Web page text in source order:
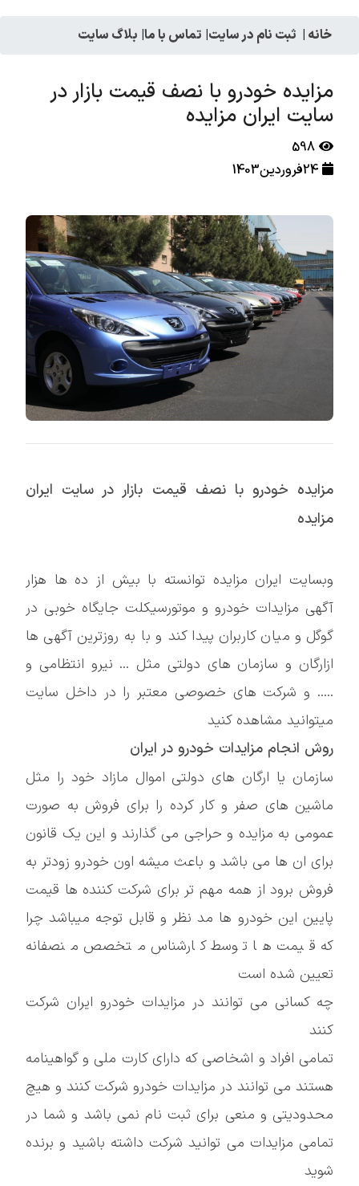
خانه | ثبت نام در سایت| تماس با ما| بلاگ سایت
مزایده خودرو با نصف قیمت بازار در
سایت ایران مزایده
598
24فروردین1403
مزایده خودرو با نصف قیمت بازار در سایت ایران
مزایده
وبسایت ایران مزایده توانسته با بیش از ده ها هزار
آگهی مزایدات خودرو و موتورسیکلت جایگاه خوبی در
گوگل و میان کاربران پیدا کند و با به روزترین آگهی ها
ازارگان و سازمان های دولتی مثل ... نیرو انتظامی و
..... و شرکت های خصوصی معتبر را در داخل سایت
میتوانید مشاهده کنید
روش انجام مزایدات خودرو در ایران
سازمان یا ارگان های دولتی اموال مازاد خود را مثل
ماشین های صفر و کار کرده را برای فروش به صورت
عمومی به مزایده و حراجی می گذارند و این یک قانون
برای ان ها می باشد و باعث میشه اون خودرو زودتر به
فروش برود از همه مهم تر برای شرکت کننده ها قیمت
پایین این خودرو ها مد نظر و قابل توجه میباشد چرا
که قیمت ها توسط کارشناس متخصص منصفانه
تعیین شده است
چه کسانی می توانند در مزایدات خودرو ایران شرکت
کنند
تمامی افراد و اشخاصی که دارای کارت ملی و گواهینامه
هستند می توانند در مزایدات خودرو شرکت کنند و هیچ
محدودیتی و منعی برای ثبت نام نمی باشد و شما در
تمامی مزایدات می توانید شرکت داشته باشید و برنده
شوید